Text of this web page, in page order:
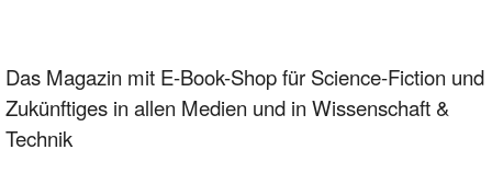
Das Magazin mit E-Book-Shop für Science-Fiction und
Zukünftiges in allen Medien und in Wissenschaft &
Technik